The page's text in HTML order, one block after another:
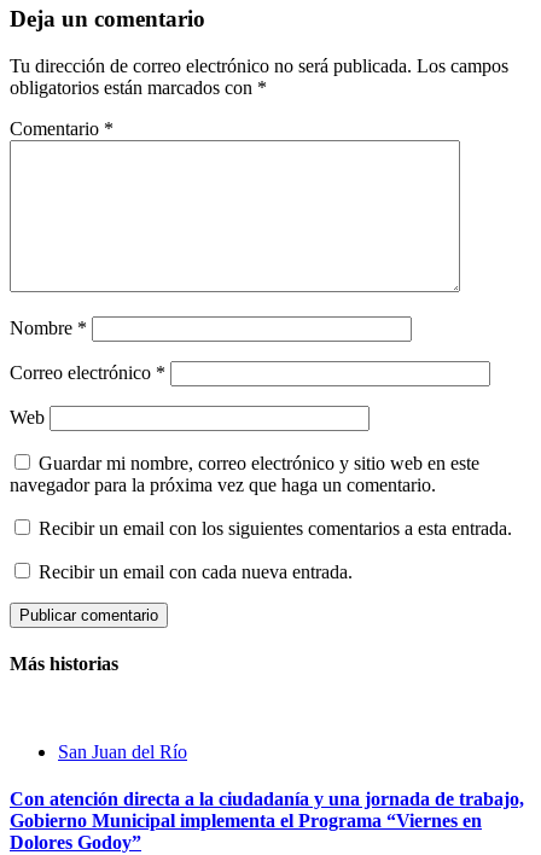
Deja un comentario
Tu dirección de correo electrónico no será publicada. Los campos
obligatorios están marcados con *
Comentario *
Nombre *
Correo electrónico *
Web
Guardar mi nombre, correo electrónico y sitio web en este
navegador para la próxima vez que haga un comentario.
Recibir un email con los siguientes comentarios a esta entrada.
Recibir un email con cada nueva entrada.
Más historias
San Juan del Río
Con atención directa a la ciudadanía y una jornada de trabajo,
Gobierno Municipal implementa el Programa “Viernes en
Dolores Godoy”